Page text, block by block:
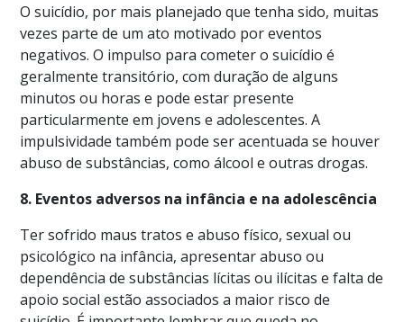
O suicídio, por mais planejado que tenha sido, muitas
vezes parte de um ato motivado por eventos
negativos. O impulso para cometer o suicídio é
geralmente transitório, com duração de alguns
minutos ou horas e pode estar presente
particularmente em jovens e adolescentes. A
impulsividade também pode ser acentuada se houver
abuso de substâncias, como álcool e outras drogas.
8. Eventos adversos na infância e na adolescência
Ter sofrido maus tratos e abuso físico, sexual ou
psicológico na infância, apresentar abuso ou
dependência de substâncias lícitas ou ilícitas e falta de
apoio social estão associados a maior risco de